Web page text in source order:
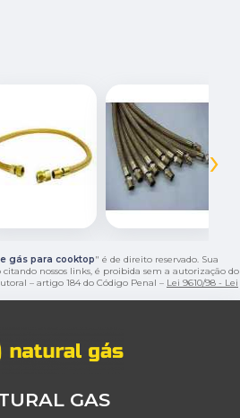
›
gás para cooktop" é de direito reservado. Sua
nossos links, é proibida sem a autorização do
– artigo 184 do Código Penal – Lei 9610/98 - Lei
GAS